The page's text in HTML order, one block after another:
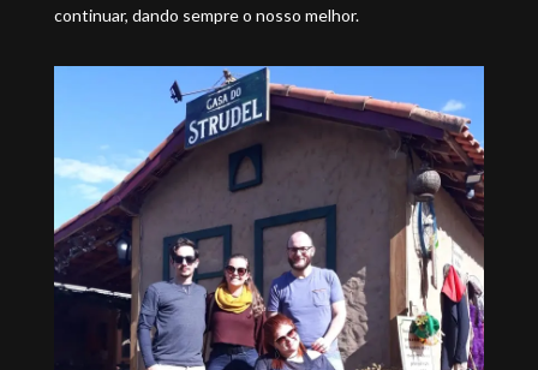
continuar, dando sempre o nosso melhor.